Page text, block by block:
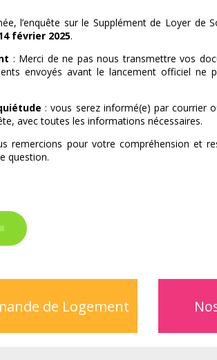
l’enquête sur le Supplément de Loyer de
février 2025.
: Merci de ne pas nous transmettre vos
envoyés avant le lancement officiel ne
: vous serez informé(e) par courrier
avec toutes les informations nécessaires.
remercions pour votre compréhension et
question.
de Logement